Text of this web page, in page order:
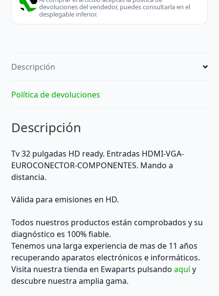
devoluciones del vendedor, puedes consultarla en el
desplegable inferior.
Descripción
Política de devoluciones
Descripción
Tv 32 pulgadas HD ready. Entradas HDMI-VGA-
EUROCONECTOR-COMPONENTES. Mando a
distancia.
Válida para emisiones en HD.
Todos nuestros productos están comprobados y su
diagnóstico es 100% fiable.
Tenemos una larga experiencia de mas de 11 años
recuperando aparatos electrónicos e informáticos.
Visita nuestra tienda en Ewaparts pulsando aquíy
descubre nuestra amplia gama.